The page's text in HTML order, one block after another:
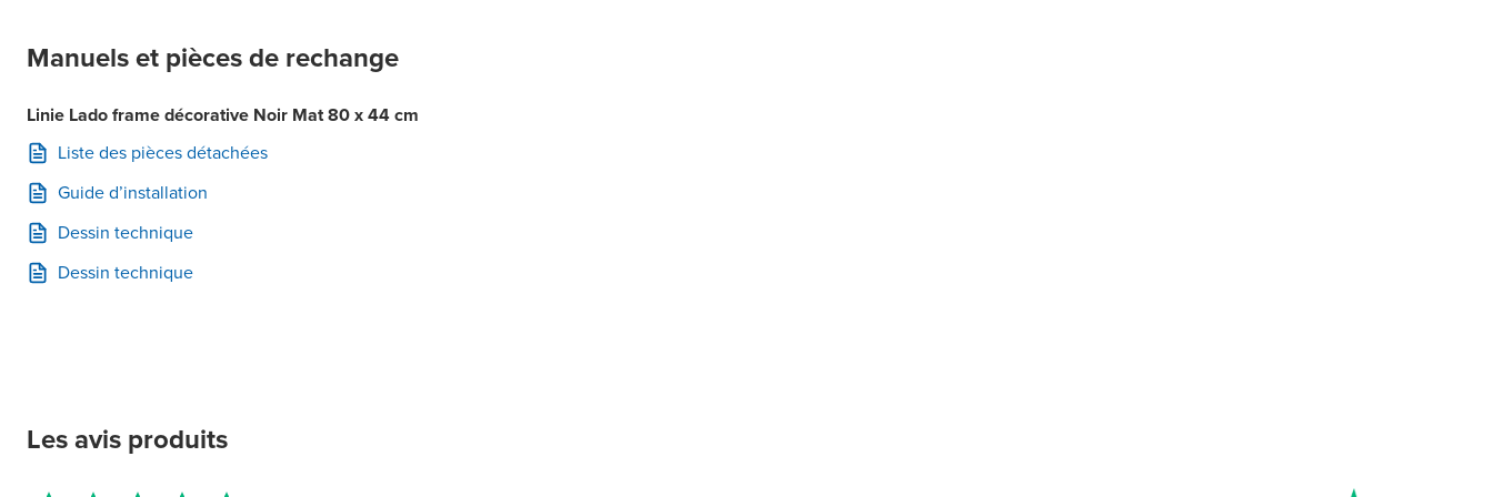
Manuels et pièces de rechange
Linie Lado frame décorative Noir Mat 80 x 44 cm
Liste des pièces détachées
Guide d’installation
Dessin technique
Dessin technique
Les avis produits